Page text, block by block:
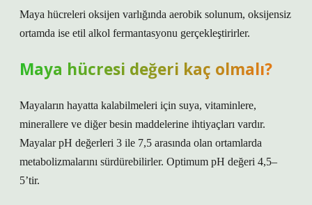
Maya hücreleri oksijen varlığında aerobik solunum, oksijensiz
ortamda ise etil alkol fermantasyonu gerçekleştirirler.
Maya hücresi değeri kaç olmalı?
Mayaların hayatta kalabilmeleri için suya, vitaminlere,
minerallere ve diğer besin maddelerine ihtiyaçları vardır.
Mayalar pH değerleri 3 ile 7,5 arasında olan ortamlarda
metabolizmalarını sürdürebilirler. Optimum pH değeri 4,5–
5’tir.